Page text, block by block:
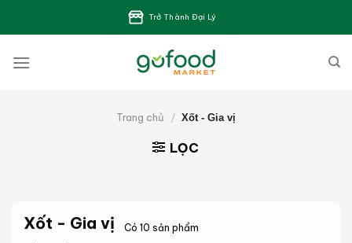
dung
Trở Thành Đại Lý
Trang chủ / Xốt - Gia vị
LỌC
Xốt - Gia vị Có 10 sản phẩm